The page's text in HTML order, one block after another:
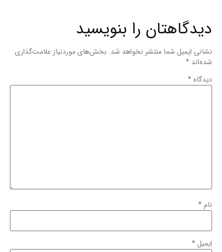
دیدگاهتان را بنویسید
نشانی ایمیل شما منتشر نخواهد شد. بخش‌های موردنیاز علامت‌گذاری
شده‌اند *
دیدگاه *
نام*
ایمیل*